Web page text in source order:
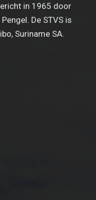
in 1965 door
De STVS is
Suriname SA.